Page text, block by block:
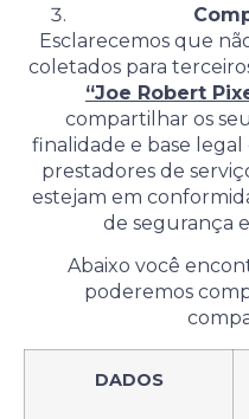
Esclarecemos que
coletados para
“Joe Robert
compartilhar os
finalidade e base legal
prestadores de
estejam em
de segurança
Abaixo você
poderemos
DADOS